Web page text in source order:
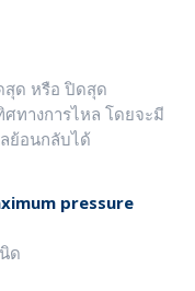
สุด หรือ ปิดสุด
ทางการไหล โดยจะมี
ย้อนกลับได้
pressure
ด